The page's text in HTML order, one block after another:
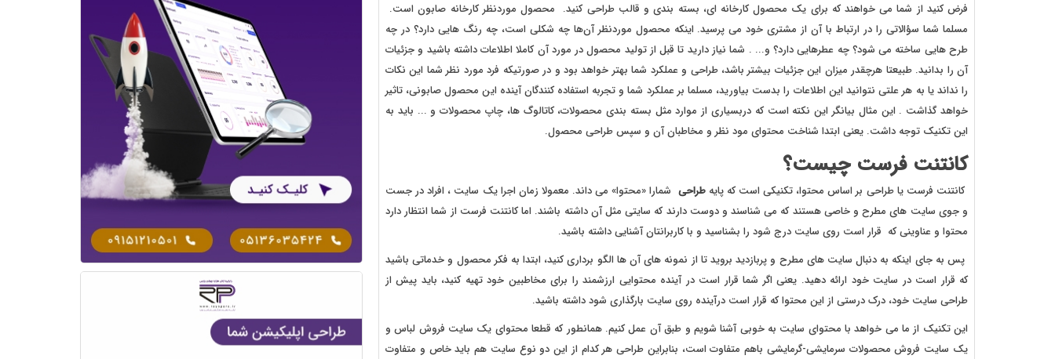
فرض کنید از شما می خواهند که برای یک محصول کارخانه ای، بسته بندی و قالب طراحی کنید. محصول موردنظر کارخانه صابون است.
مسلما شما سؤالاتی را در ارتباط با آن از مشتری خود می پرسید. اینکه محصول موردنظر آن‌ها چه شکلی است، چه رنگ هایی دارد؟ در چه
طرح هایی ساخته می شود؟ چه عطرهایی دارد؟ و... . شما نیاز دارید تا قبل از تولید محصول در مورد آن کاملا اطلاعات داشته باشید و جزئیات
آن را بدانید. طبیعتا هرچقدر میزان این جزئیات بیشتر باشد، طراحی و عملکرد شما بهتر خواهد بود و در صورتیکه فرد مورد نظر شما این نکات
را نداند یا به هر علتی نتوانید این اطلاعات را بدست بیاورید، مسلما بر عملکرد شما و تجربه استفاده کنندگان آینده این محصول صابونی، تاثیر
خواهد گذاشت . این مثال بیانگر این نکته است که دربسیاری از موارد مثل بسته بندی محصولات، کاتالوگ ها، چاپ محصولات و ... باید به
این تکنیک توجه داشت. یعنی ابتدا شناخت محتوای مود نظر و مخاطبان آن و سپس طراحی محصول.
کانتنت فرست چیست؟
کانتنت فرست یا طراحی بر اساس محتوا، تکنیکی است که پایهطراحی شمارا «محتوا» می داند. معمولا زمان اجرا یک سایت ، افراد در جست
و جوی سایت های مطرح و خاصی هستند که می شناسند و دوست دارند که سایتی مثل آن داشته باشند. اما کانتنت فرست از شما انتظار دارد
محتوا و عناوینی که قرار است روی سایت درج شود را بشناسید و با کاربرانتان آشنایی داشته باشید.
پس به جای اینکه به دنبال سایت های مطرح و پربازدید بروید تا از نمونه های آن ها الگو برداری کنید، ابتدا به فکر محصول و خدماتی باشید
که قرار است در سایت خود ارائه دهید. یعنی اگر شما قرار است در آینده محتوایی ارزشمند را برای مخاطبین خود تهیه کنید، باید پیش از
طراحی سایت خود، درک درستی از این محتوا که قرار است درآینده روی سایت بارگذاری شود داشته باشید.
این تکنیک از ما می خواهد با محتوای سایت به خوبی آشنا شویم و طبق آن عمل کنیم. همانطور که قطعا محتوای یک سایت فروش لباس و
یک سایت فروش محصولات سرمایشی-گرمایشی باهم متفاوت است، بنابراین طراحی هر کدام از این دو نوع سایت هم باید خاص و متفاوت